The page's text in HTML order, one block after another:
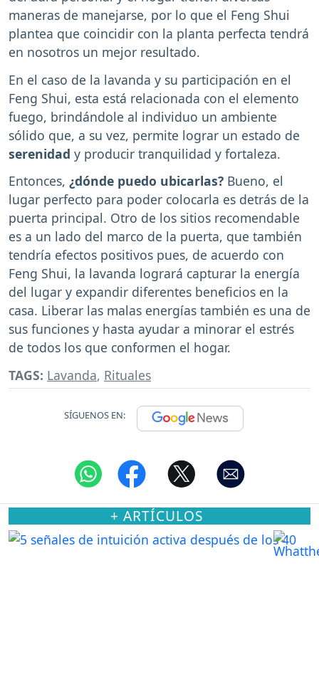
maneras de manejarse, por lo que el Feng Shui
plantea que coincidir con la planta perfecta tendrá
en nosotros un mejor resultado.
En el caso de la lavanda y su participación en el
Feng Shui, esta está relacionada con el elemento
fuego, brindándole al individuo un ambiente
sólido que, a su vez, permite lograr un estado de
serenidad y producir tranquilidad y fortaleza.
Entonces, ¿dónde puedo ubicarlas? Bueno, el
lugar perfecto para poder colocarla es detrás de la
puerta principal. Otro de los sitios recomendable
es a un lado del marco de la puerta, que también
tendría efectos positivos pues, de acuerdo con
Feng Shui, la lavanda logrará capturar la energía
del lugar y expandir diferentes beneficios en la
casa. Liberar las malas energías también es una de
sus funciones y hasta ayudar a minorar el estrés
de todos los que conformen el hogar.
TAGS: Lavanda, Rituales
SÍGUENOS EN:
+ ARTÍCULOS